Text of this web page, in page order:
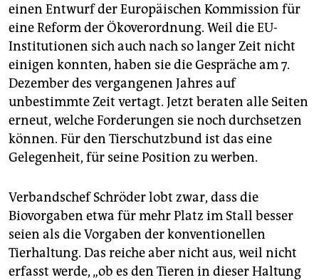
einen Entwurf der Europäischen Kommission für
eine Reform der Ökoverordnung. Weil die EU-
Institutionen sich auch nach so langer Zeit nicht
einigen konnten, haben sie die Gespräche am 7.
Dezember des vergangenen Jahres auf
unbestimmte Zeit vertagt. Jetzt beraten alle Seiten
erneut, welche Forderungen sie noch durchsetzen
können. Für den Tierschutzbund ist das eine
Gelegenheit, für seine Position zu werben.
Verbandschef Schröder lobt zwar, dass die
Biovorgaben etwa für mehr Platz im Stall besser
seien als die Vorgaben der konventionellen
Tierhaltung. Das reiche aber nicht aus, weil nicht
erfasst werde, „ob es den Tieren in dieser Haltung